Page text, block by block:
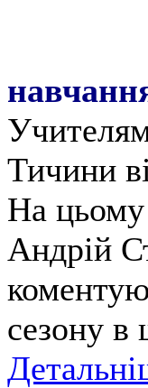
Тичини
На цьому
Андрій
сезону в